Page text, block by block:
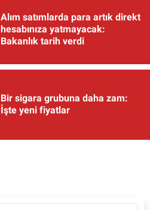
Alım satımlarda para artık direkt
hesabınıza yatmayacak:
Bakanlık tarih verdi
Bir sigara grubuna daha zam:
İşte yeni fiyatlar